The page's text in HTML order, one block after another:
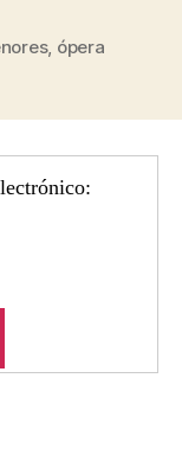
, ópera